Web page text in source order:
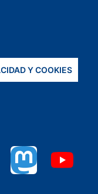
Y COOKIES